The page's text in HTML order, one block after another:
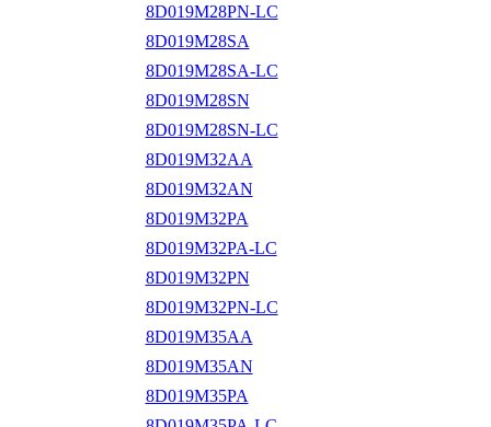
8D019M28PN-LC
8D019M28SA
8D019M28SA-LC
8D019M28SN
8D019M28SN-LC
8D019M32AA
8D019M32AN
8D019M32PA
8D019M32PA-LC
8D019M32PN
8D019M32PN-LC
8D019M35AA
8D019M35AN
8D019M35PA